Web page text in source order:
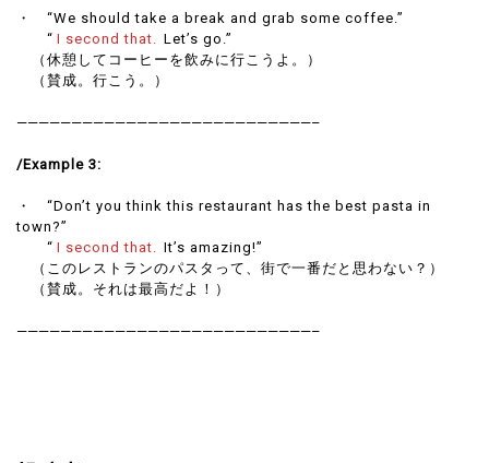
・ “We should take a break and grab some coffee.”
“ I second that. Let’s go.”
（休憩してコーヒーを飲みに行こうよ。）
（賛成。行こう。）
———————————————————————————–
/Example 3:
・ “Don’t you think this restaurant has the best pasta in
town?”
“ I second that. It’s amazing!”
（このレストランのパスタって、街で一番だと思わない？）
（賛成。それは最高だよ！）
———————————————————————————–